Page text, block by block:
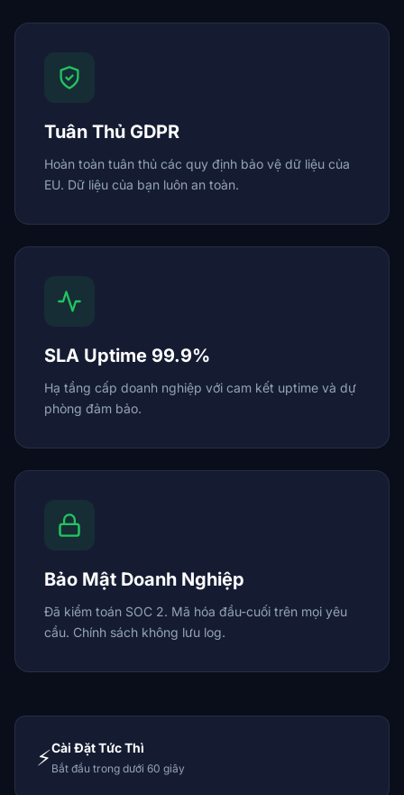
Tuân Thủ GDPR
Hoàn toàn tuân thủ các quy định bảo vệ dữ liệu của
EU. Dữ liệu của bạn luôn an toàn.
SLA Uptime 99.9%
Hạ tầng cấp doanh nghiệp với cam kết uptime và dự
phòng đảm bảo.
Bảo Mật Doanh Nghiệp
Đã kiểm toán SOC 2. Mã hóa đầu-cuối trên mọi yêu
cầu. Chính sách không lưu log.
⚡Cài Đặt Tức Thì
Bắt đầu trong dưới 60 giây